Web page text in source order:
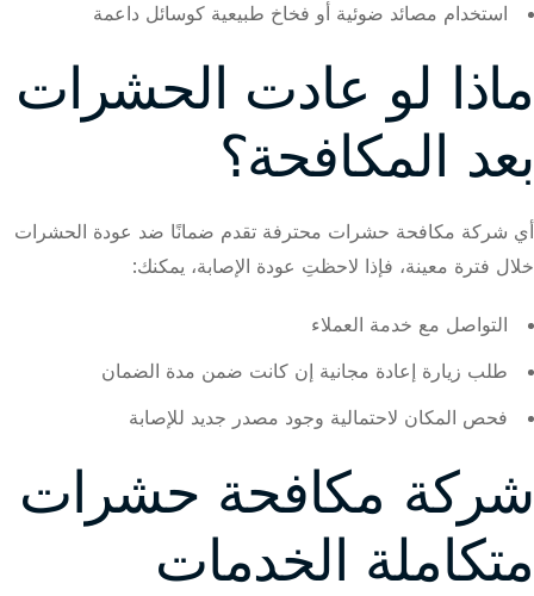
استخدام مصائد ضوئية أو فخاخ طبيعية كوسائل داعمة
ماذا لو عادت الحشرات
بعد المكافحة؟
أي شركة مكافحة حشرات محترفة تقدم ضمانًا ضد عودة الحشرات
خلال فترة معينة، فإذا لاحظتِ عودة الإصابة، يمكنك:
التواصل مع خدمة العملاء
طلب زيارة إعادة مجانية إن كانت ضمن مدة الضمان
فحص المكان لاحتمالية وجود مصدر جديد للإصابة
شركة مكافحة حشرات
متكاملة الخدمات